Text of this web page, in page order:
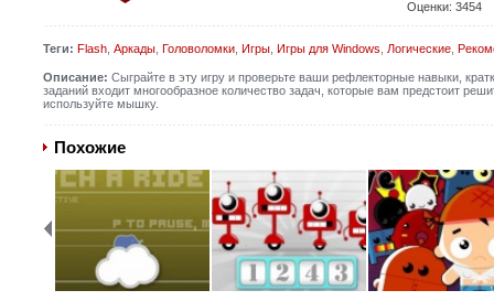
Оценки: 3454
Теги: Flash, Аркады, Головоломки, Игры, Игры для Windows Логические,
Описание: Сыграйте в эту игру и проверьте ваши рефлекторные навыки,
заданий входит многообразное количество задач, которые вам предстоит
используйте мышку.
Похожие